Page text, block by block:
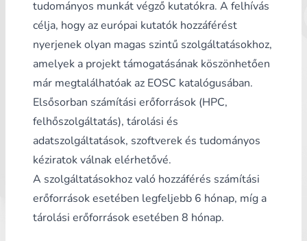
tudományos munkát végző kutatókra. A felhívás
célja, hogy az európai kutatók hozzáférést
nyerjenek olyan magas szintű szolgáltatásokhoz,
amelyek a projekt támogatásának köszönhetően
már megtalálhatóak az EOSC katalógusában.
Elsősorban számítási erőforrások (HPC,
felhőszolgáltatás), tárolási és
adatszolgáltatások, szoftverek és tudományos
kéziratok válnak elérhetővé.
A szolgáltatásokhoz való hozzáférés számítási
erőforrások esetében legfeljebb 6 hónap, míg a
tárolási erőforrások esetében 8 hónap.